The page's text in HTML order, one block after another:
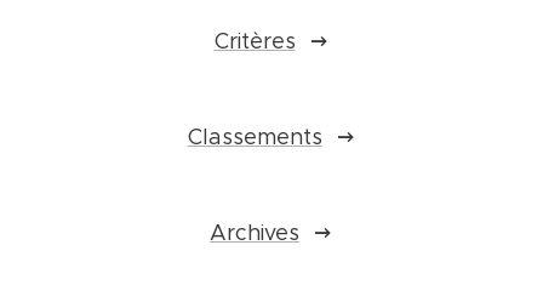
Critères
Classements
Archives